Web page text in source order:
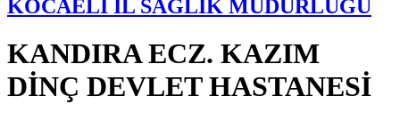
KOCAELİ İL SAĞLIK MÜDÜRLÜĞÜ
KANDIRA ECZ. KAZIM
DİNÇ DEVLET HASTANESİ